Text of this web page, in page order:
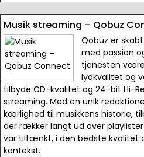
Musik streaming – Qobuz
Qobuz er
med passion
tjenesten
lydkvalitet og
tilbyde CD-kvalitet og 24-bit Hi-
streaming. Med en unik
kærlighed til musikkens historie,
der rækker langt ud over
var tiltænkt, i den bedste kvalitet
kontekst.